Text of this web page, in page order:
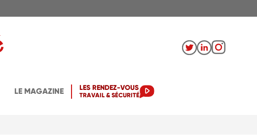
LE MAGAZINE LES RENDEZ-VOUS
TRAVAIL & SÉCURITÉ